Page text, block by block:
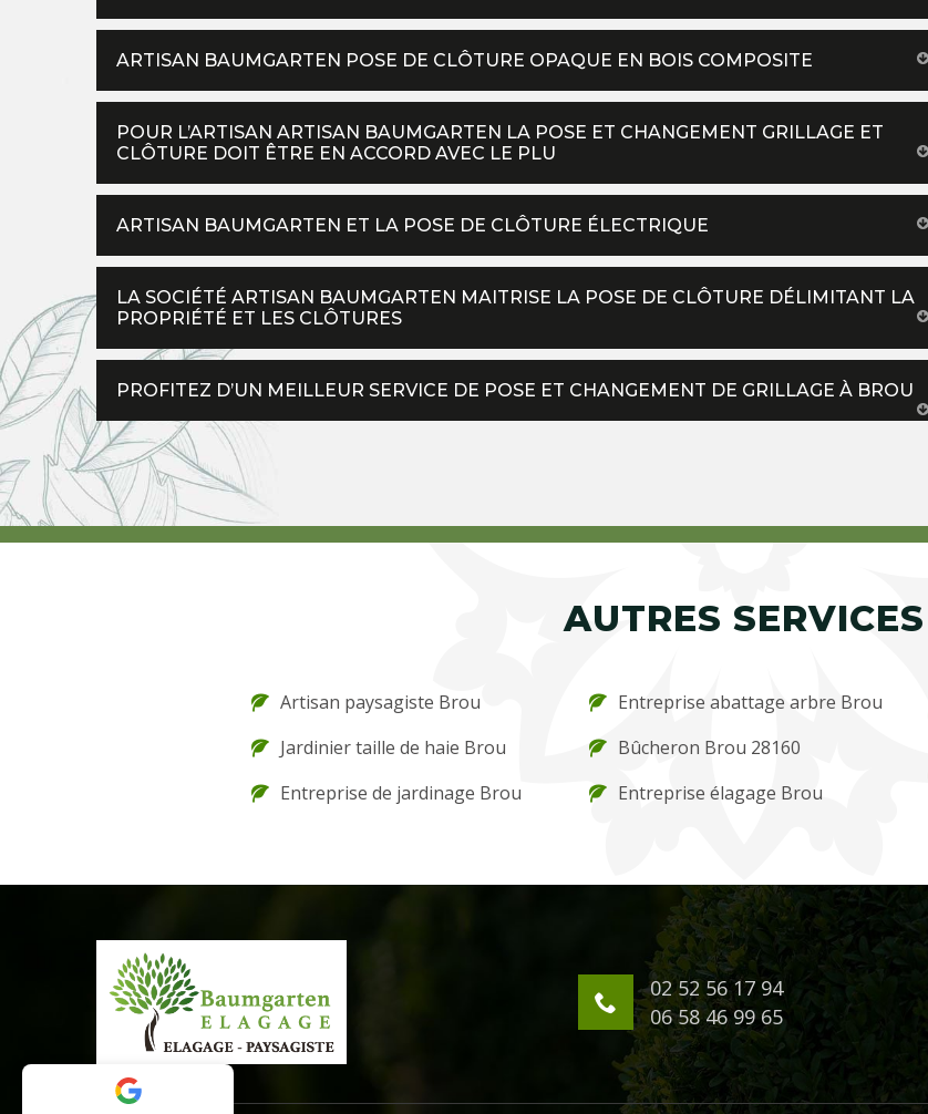
ARTISAN BAUMGARTEN POSE DE CLÔTURE OPAQUE EN BOIS COMPOSITE
POUR L’ARTISAN ARTISAN BAUMGARTEN LA POSE ET CHANGEMENT GRILLAGE ET
CLÔTURE DOIT ÊTRE EN ACCORD AVEC LE PLU
ARTISAN BAUMGARTEN ET LA POSE DE CLÔTURE ÉLECTRIQUE
LA SOCIÉTÉ ARTISAN BAUMGARTEN MAITRISE LA POSE DE CLÔTURE DÉLIMITANT LA
PROPRIÉTÉ ET LES CLÔTURES
PROFITEZ D’UN MEILLEUR SERVICE DE POSE ET CHANGEMENT DE GRILLAGE À BROU
AUTRES SERVICES
Artisan paysagiste Brou
Jardinier taille de haie Brou
Entreprise de jardinage Brou
Entreprise abattage arbre Brou
Bûcheron Brou 28160
Entreprise élagage Brou
02 52 56 17 94
06 58 46 99 65